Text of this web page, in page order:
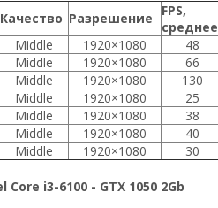
Качество Разрешение
FPS,
среднее
Middle 1920×1080
48
Middle 1920×1080
66
Middle 1920×1080
130
Middle 1920×1080
25
Middle 1920×1080
38
Middle 1920×1080
40
Middle 1920×1080 30
i3-6100 - GTX 1050 2Gb